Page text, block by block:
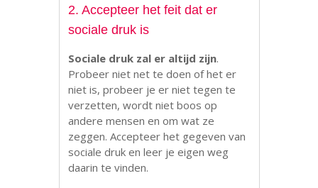
2. Accepteer het feit dat er
sociale druk is
Sociale druk zal er altijd zijn.
Probeer niet net te doen of het er
niet is, probeer je er niet tegen te
verzetten, wordt niet boos op
andere mensen en om wat ze
zeggen. Accepteer het gegeven van
sociale druk en leer je eigen weg
daarin te vinden.